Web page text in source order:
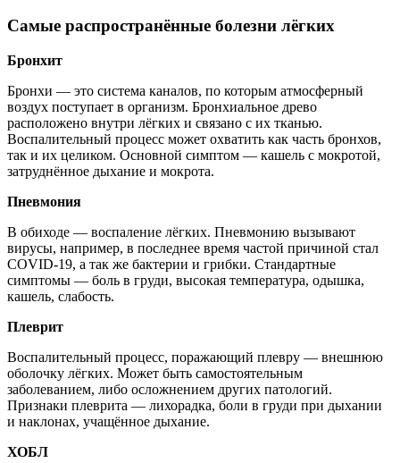
Самые распространённые болезни лёгких
Бронхит
Бронхи — это система каналов, по которым атмосферный
воздух поступает в организм. Бронхиальное древо
расположено внутри лёгких и связано с их тканью.
Воспалительный процесс может охватить как часть бронхов,
так и их целиком. Основной симптом — кашель с мокротой,
затруднённое дыхание и мокрота.
Пневмония
В обиходе — воспаление лёгких. Пневмонию вызывают
вирусы, например, в последнее время частой причиной стал
COVID-19, а так же бактерии и грибки. Стандартные
симптомы — боль в груди, высокая температура, одышка,
кашель, слабость.
Плеврит
Воспалительный процесс, поражающий плевру — внешнюю
оболочку лёгких. Может быть самостоятельным
заболеванием, либо осложнением других патологий.
Признаки плеврита — лихорадка, боли в груди при дыхании
и наклонах, учащённое дыхание.
ХОБЛ